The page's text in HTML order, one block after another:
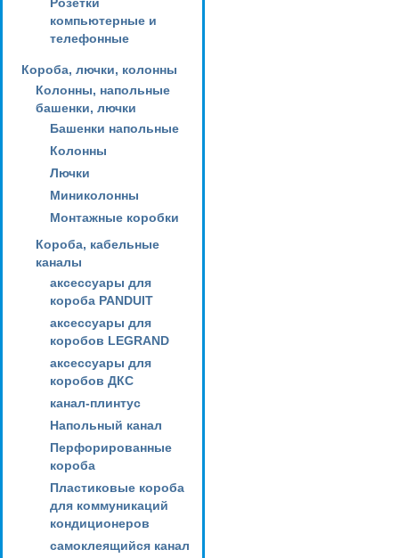
компьютерные и
телефонные
Короба, лючки, колонны
Колонны, напольные
башенки, лючки
Башенки напольные
Колонны
Лючки
Миниколонны
Монтажные коробки
Короба, кабельные
каналы
аксессуары для
короба PANDUIT
аксессуары для
коробов LEGRAND
аксессуары для
коробов ДКС
канал-плинтус
Напольный канал
Перфорированные
короба
Пластиковые короба
для коммуникаций
кондиционеров
самоклеящийся канал